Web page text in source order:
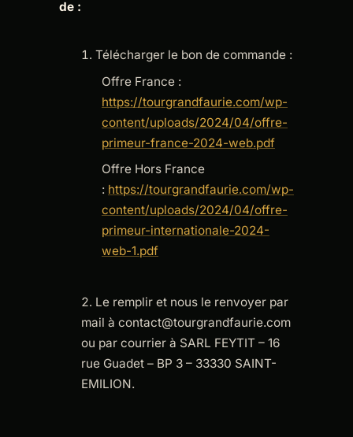
de :
Télécharger le bon de commande :
Offre France :
https://tourgrandfaurie.com/wp-
content/uploads/2024/04/offre-
primeur-france-2024-web.pdf
Offre Hors France
: https://tourgrandfaurie.com/wp-
content/uploads/2024/04/offre-
primeur-internationale-2024-
web-1.pdf
Le remplir et nous le renvoyer par
mail à contact@tourgrandfaurie.com
ou par courrier à SARL FEYTIT – 16
rue Guadet – BP 3 – 33330 SAINT-
EMILION.